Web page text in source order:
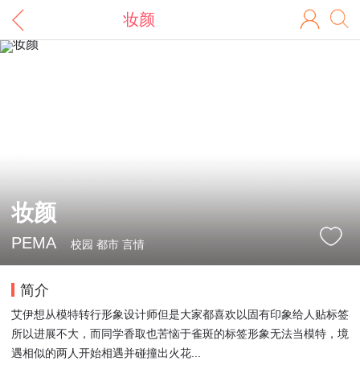
妆颜
妆颜
PEMA 校园 都市 言情
简介
艾伊想从模特转行形象设计师但是大家都喜欢以固有印象给人贴标签
所以进展不大，而同学香取也苦恼于雀斑的标签形象无法当模特，境
遇相似的两人开始相遇并碰撞出火花...